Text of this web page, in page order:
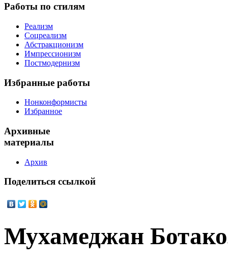
Работы по стилям
Реализм
Соцреализм
Абстракционизм
Импрессионизм
Постмодернизм
Избранные работы
Нонконформисты
Избранное
Архивные
материалы
Архив
Поделиться ссылкой
Мухамеджан